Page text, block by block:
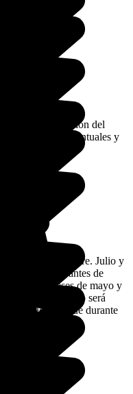
en la organización del
y los traslados puntuales y
mayo y octubre. Julio y
Así que antes de
mejor los meses de mayo y
épocas el tiempo será
cuidado porque durante